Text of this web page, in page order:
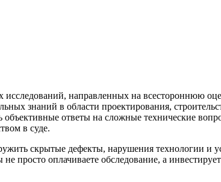
исследований, направленных на всестороннюю
знаний в области проектирования,
ответы на сложные технические
в суде.
скрытые дефекты, нарушения технологии и
оплачиваете обследование, а